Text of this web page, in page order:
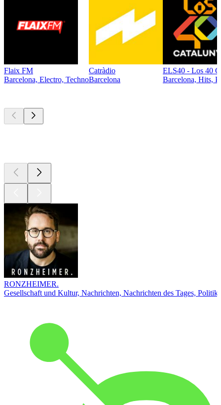
Flaix FM
Barcelona, Electro, Techno
Catràdio
Barcelona
ELS40 - Los 40
Barcelona, Hits,
RONZHEIMER.
Gesellschaft und Kultur, Nachrichten, Nachrichten des Tages, Politik